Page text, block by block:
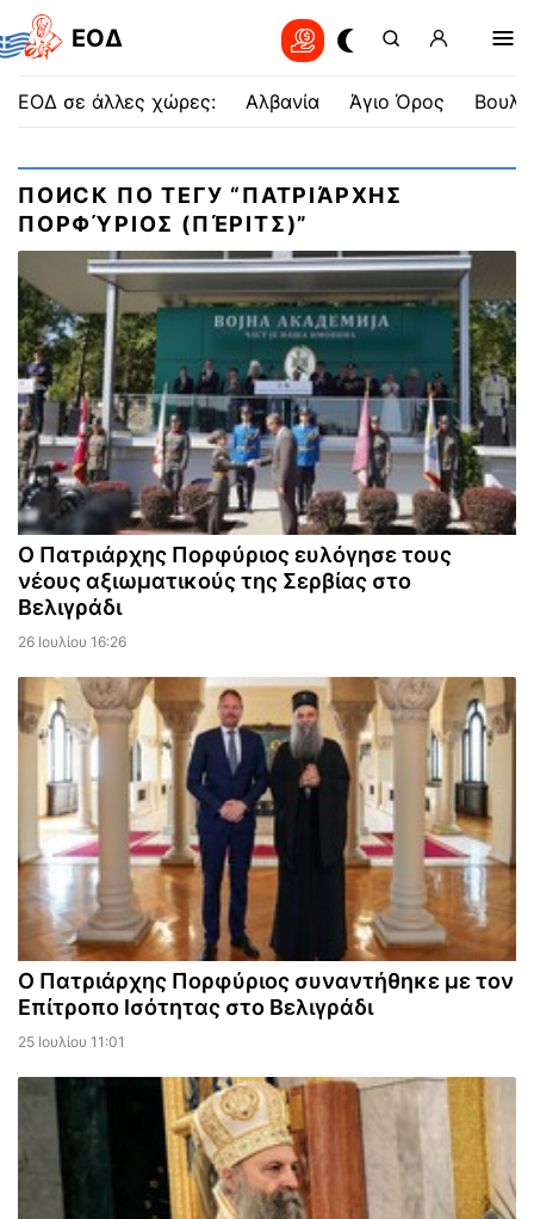
EOΔ
ΕΟΔ σε άλλες χώρες: Αλβανία Άγιο Όρος
ПОИСК ПО ТЕГУ “ΠΑΤΡΙΆΡΧΗΣ
ΠΟΡΦΎΡΙΟΣ (ΠΈΡΙΤΣ)”
Ο Πατριάρχης Πορφύριος ευλόγησε τους
νέους αξιωματικούς της Σερβίας στο
Βελιγράδι
26 Ιουλίου 16:26
Ο Πατριάρχης Πορφύριος συναντήθηκε με τον
Επίτροπο Ισότητας στο Βελιγράδι
25 Ιουλίου 11:01